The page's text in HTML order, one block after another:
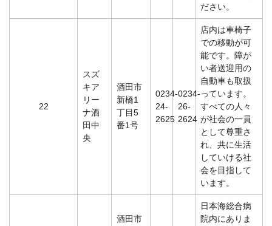
ださい。
22
スズ
キア
リー
ナ酒
田中
央
酒田市
新橋1
丁目5
番1号
0234-
24-
2625
0234-
26-
2624
店内は車椅子
での移動が可
能です。障が
い者送迎用の
自動車も取扱
っています。
すべての人々
が社会の一員
として尊重さ
れ、共に生活
していける社
会を目指して
います。
酒田市
日本海総合病
院内にありま